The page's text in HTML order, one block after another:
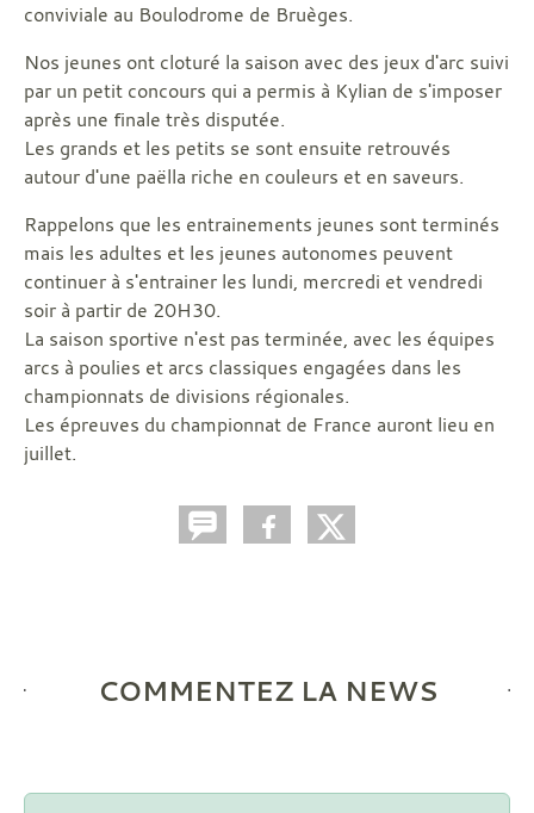
conviviale au Boulodrome de Bruèges.
Nos jeunes ont cloturé la saison avec des jeux d'arc suivi
par un petit concours qui a permis à Kylian de s'imposer
après une finale très disputée.
Les grands et les petits se sont ensuite retrouvés
autour d'une paëlla riche en couleurs et en saveurs.
Rappelons que les entrainements jeunes sont terminés
mais les adultes et les jeunes autonomes peuvent
continuer à s'entrainer les lundi, mercredi et vendredi
soir à partir de 20H30.
La saison sportive n'est pas terminée, avec les équipes
arcs à poulies et arcs classiques engagées dans les
championnats de divisions régionales.
Les épreuves du championnat de France auront lieu en
juillet.
COMMENTEZ LA NEWS